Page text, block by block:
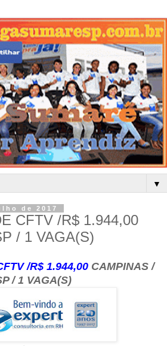
▼
de 2017
CFTV /R$ 1.944,00
/ 1 VAGA(S)
/R$ 1.944,00CAMPINAS /
/ 1 VAGA(S)